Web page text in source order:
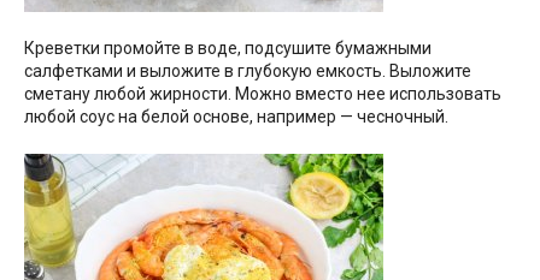
Креветки промойте в воде, подсушите бумажными
салфетками и выложите в глубокую емкость. Выложите
сметану любой жирности. Можно вместо нее использовать
любой соус на белой основе, например — чесночный.